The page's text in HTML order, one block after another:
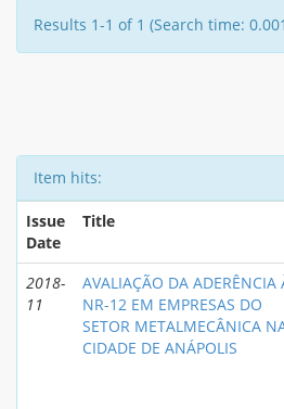
Results 1-1 of 1 (Search time:
Item hits:
Issue
Date
Title
2018-
11
AVALIAÇÃO DA ADERÊNCIA
NR-12 EM EMPRESAS DO
SETOR METALMECÂNICA
CIDADE DE ANÁPOLIS